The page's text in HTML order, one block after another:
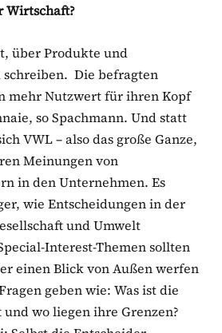
Wirtschaft?
über Produkte und
schreiben. Die befragten
mehr Nutzwert für ihren Kopf
so Spachmann. Und statt
VWL – also das große Ganze,
Meinungen von
in den Unternehmen. Es
wie Entscheidungen in der
und Umwelt
Interest-Themen sollten
einen Blick von Außen werfen
geben wie: Was ist die
wo liegen ihre Grenzen?